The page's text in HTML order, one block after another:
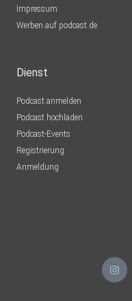
Impressum
Werben auf podcast.de
Dienst
Podcast anmelden
Podcast hochladen
Podcast-Events
Registrierung
Anmeldung